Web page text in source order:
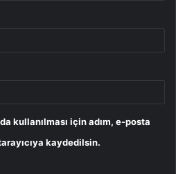
kullanılması için adım, e-posta
kaydedilsin.